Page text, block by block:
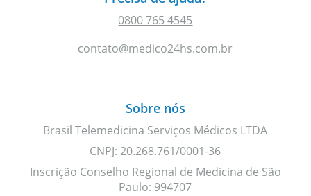
0800 765 4545
contato@medico24hs.com.br
Sobre nós
Brasil Telemedicina Serviços Médicos LTDA
CNPJ: 20.268.761/0001-36
Inscrição Conselho Regional de Medicina de São
Paulo: 994707